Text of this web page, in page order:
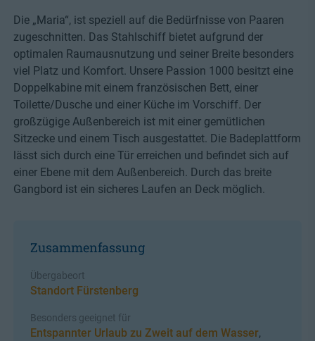
Die „Maria“, ist speziell auf die Bedürfnisse von Paaren
zugeschnitten. Das Stahlschiff bietet aufgrund der
optimalen Raumausnutzung und seiner Breite besonders
viel Platz und Komfort. Unsere Passion 1000 besitzt eine
Doppelkabine mit einem französischen Bett, einer
Toilette/Dusche und einer Küche im Vorschiff. Der
großzügige Außenbereich ist mit einer gemütlichen
Sitzecke und einem Tisch ausgestattet. Die Badeplattform
lässt sich durch eine Tür erreichen und befindet sich auf
einer Ebene mit dem Außenbereich. Durch das breite
Gangbord ist ein sicheres Laufen an Deck möglich.
Zusammenfassung
Übergabeort
Standort Fürstenberg
Besonders geeignet für
Entspannter Urlaub zu Zweit auf dem Wasser,